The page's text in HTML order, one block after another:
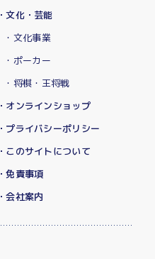
・文化・芸能
・文化事業
・ポーカー
・将棋・王将戦
・オンラインショップ
・プライバシーポリシー
・このサイトについて
・免責事項
・会社案内